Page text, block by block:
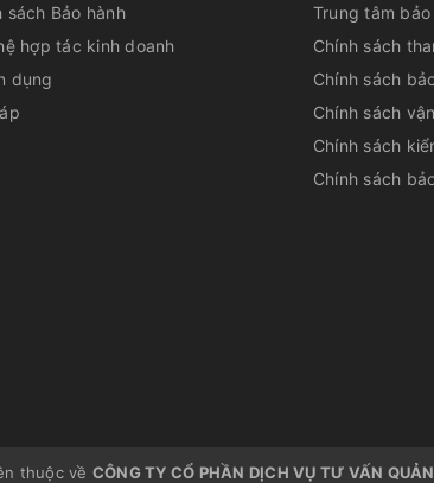
sách Bảo hành
hợp tác kinh doanh
dụng
Trung tâm
Chính sách
Chính sách
Chính sách
Chính sách
Chính sách
thuộc về CÔNG TY CỔ PHẦN DỊCH VỤ TƯ VẤN